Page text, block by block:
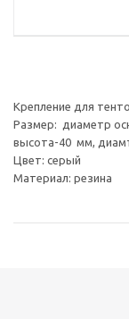
Крепление для
Размер: диаметр
высота-40 мм,
Цвет: серый
Материал: резина